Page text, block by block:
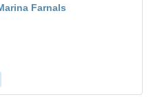
Farnals